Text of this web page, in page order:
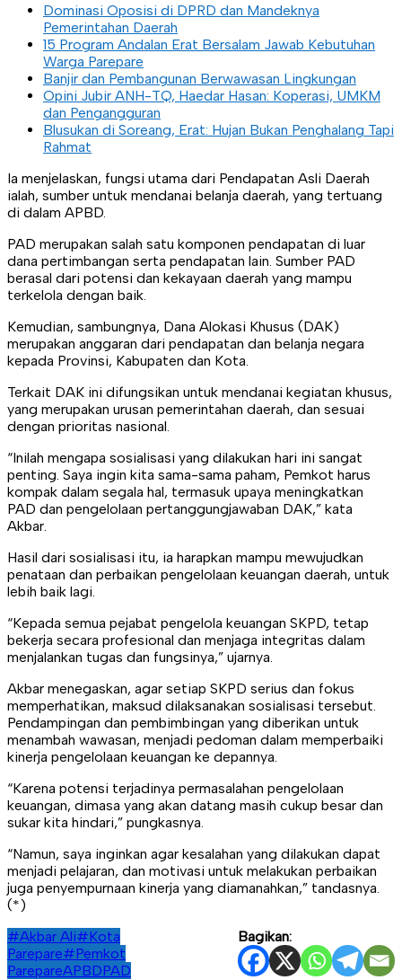
Dominasi Oposisi di DPRD dan Mandeknya
Pemerintahan Daerah
15 Program Andalan Erat Bersalam Jawab Kebutuhan
Warga Parepare
Banjir dan Pembangunan Berwawasan Lingkungan
Opini Jubir ANH-TQ, Haedar Hasan: Koperasi, UMKM
dan Pengangguran
Blusukan di Soreang, Erat: Hujan Bukan Penghalang Tapi
Rahmat
Ia menjelaskan, fungsi utama dari Pendapatan Asli Daerah
ialah, sumber untuk mendanai belanja daerah, yang tertuang
di dalam APBD.
PAD merupakan salah satu komponen pendapatan di luar
dana pertimbangan serta pendapatan lain. Sumber PAD
berasal dari potensi dan kekayaan daerah yang mampu
terkelola dengan baik.
Kemudian, sambungnya, Dana Alokasi Khusus (DAK)
merupakan anggaran dari pendapatan dan belanja negara
kepada Provinsi, Kabupaten dan Kota.
Terkait DAK ini difungsikan untuk mendanai kegiatan khusus,
yang merupakan urusan pemerintahan daerah, dan sesuai
dengan prioritas nasional.
“Inilah mengapa sosialisasi yang dilakukan hari ini sangat
penting. Saya ingin kita sama-sama paham, Pemkot harus
kompak dalam segala hal, termasuk upaya meningkatkan
PAD dan pengelolaan pertanggungjawaban DAK,” kata
Akbar.
Hasil dari sosialisasi itu, ia harapkan mampu mewujudkan
penataan dan perbaikan pengelolaan keuangan daerah, untuk
lebih baik lagi.
“Kepada semua pejabat pengelola keuangan SKPD, tetap
bekerja secara profesional dan menjaga integritas dalam
menjalankan tugas dan fungsinya,” ujarnya.
Akbar menegaskan, agar setiap SKPD serius dan fokus
memperhatikan, maksud dilaksanakan sosialisasi tersebut.
Pendampingan dan pembimbingan yang diberikan untuk
menambah wawasan, menjadi pedoman dalam memperbaiki
kinerja pengelolaan keuangan ke depannya.
“Karena potensi terjadinya permasalahan pengelolaan
keuangan, dimasa yang akan datang masih cukup besar dan
sukar kita hindari,” pungkasnya.
“Namun, saya inginkan agar kesalahan yang dilakukan dapat
menjadi pelajaran, dan motivasi untuk melakukan perbaikan
juga penyempurnaan kinerja yang diamanahkan,” tandasnya.
(*)
Bagikan:
#Akbar Ali#Kota
Parepare#Pemkot
ParepareAPBDPAD